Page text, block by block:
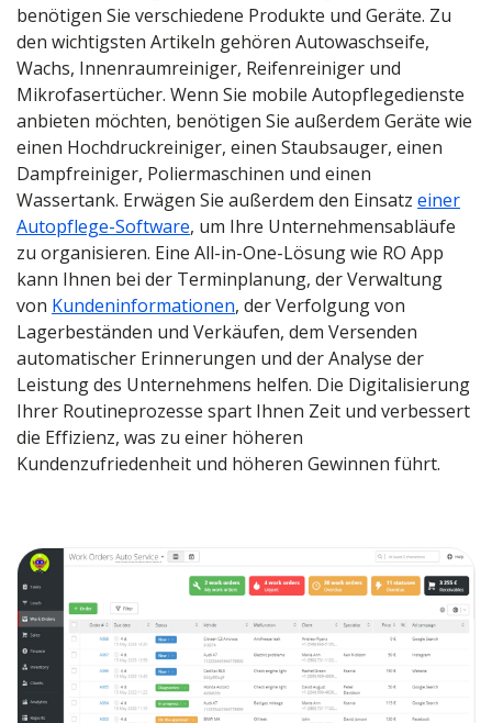
benötigen Sie verschiedene Produkte und Geräte. Zu
den wichtigsten Artikeln gehören Autowaschseife,
Wachs, Innenraumreiniger, Reifenreiniger und
Mikrofasertücher. Wenn Sie mobile Autopflegedienste
anbieten möchten, benötigen Sie außerdem Geräte wie
einen Hochdruckreiniger, einen Staubsauger, einen
Dampfreiniger, Poliermaschinen und einen
Wassertank. Erwägen Sie außerdem den Einsatz einer
Autopflege-Software, um Ihre Unternehmensabläufe
zu organisieren. Eine All-in-One-Lösung wie RO App
kann Ihnen bei der Terminplanung, der Verwaltung
von Kundeninformationen, der Verfolgung von
Lagerbeständen und Verkäufen, dem Versenden
automatischer Erinnerungen und der Analyse der
Leistung des Unternehmens helfen. Die Digitalisierung
Ihrer Routineprozesse spart Ihnen Zeit und verbessert
die Effizienz, was zu einer höheren
Kundenzufriedenheit und höheren Gewinnen führt.